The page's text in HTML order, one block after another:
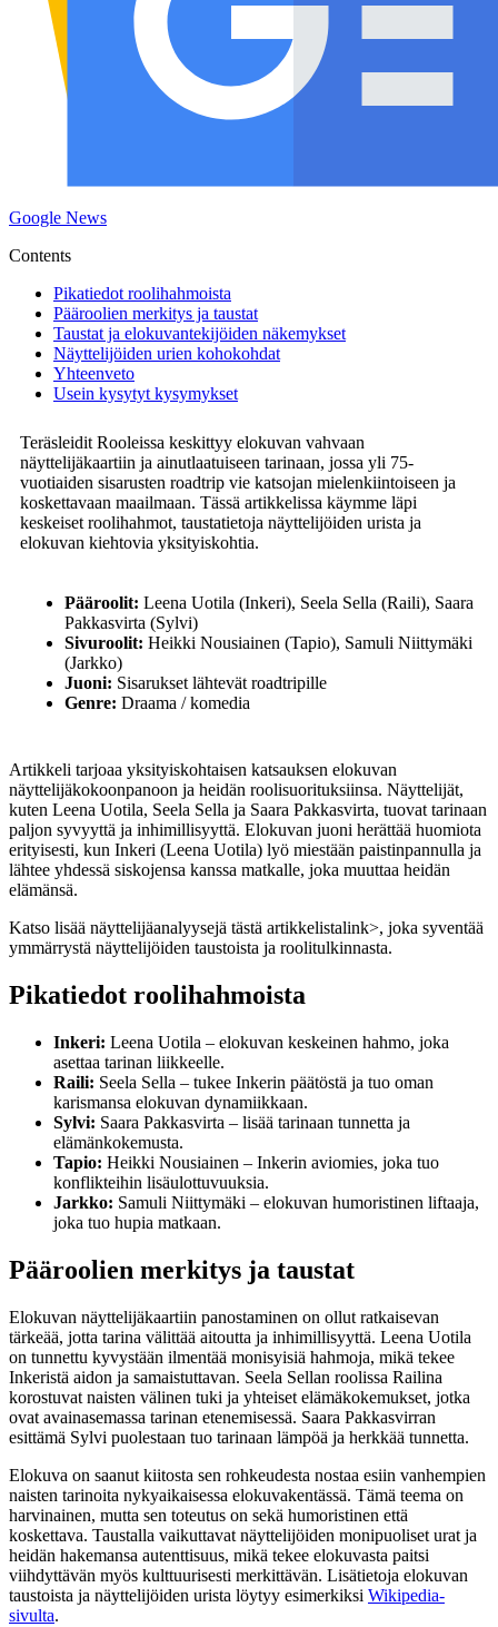
Google News
Contents
Pikatiedot roolihahmoista
Pääroolien merkitys ja taustat
Taustat ja elokuvantekijöiden näkemykset
Näyttelijöiden urien kohokohdat
Yhteenveto
Usein kysytyt kysymykset
Teräsleidit Rooleissa keskittyy elokuvan vahvaan
näyttelijäkaartiin ja ainutlaatuiseen tarinaan, jossa yli 75-
vuotiaiden sisarusten roadtrip vie katsojan mielenkiintoiseen ja
koskettavaan maailmaan. Tässä artikkelissa käymme läpi
keskeiset roolihahmot, taustatietoja näyttelijöiden urista ja
elokuvan kiehtovia yksityiskohtia.
Pääroolit: Leena Uotila (Inkeri), Seela Sella (Raili), Saara
Pakkasvirta (Sylvi)
Sivuroolit: Heikki Nousiainen (Tapio), Samuli Niittymäki
(Jarkko)
Juoni: Sisarukset lähtevät roadtripille
Genre: Draama / komedia
Artikkeli tarjoaa yksityiskohtaisen katsauksen elokuvan
näyttelijäkokoonpanoon ja heidän roolisuorituksiinsa. Näyttelijät,
kuten Leena Uotila, Seela Sella ja Saara Pakkasvirta, tuovat tarinaan
paljon syvyyttä ja inhimillisyyttä. Elokuvan juoni herättää huomiota
erityisesti, kun Inkeri (Leena Uotila) lyö miestään paistinpannulla ja
lähtee yhdessä siskojensa kanssa matkalle, joka muuttaa heidän
elämänsä.
Katso lisää näyttelijäanalyysejä tästä artikkelistalink>, joka syventää
ymmärrystä näyttelijöiden taustoista ja roolitulkinnasta.
Pikatiedot roolihahmoista
Inkeri: Leena Uotila – elokuvan keskeinen hahmo, joka
asettaa tarinan liikkeelle.
Raili: Seela Sella – tukee Inkerin päätöstä ja tuo oman
karismansa elokuvan dynamiikkaan.
Sylvi: Saara Pakkasvirta – lisää tarinaan tunnetta ja
elämänkokemusta.
Tapio: Heikki Nousiainen – Inkerin aviomies, joka tuo
konflikteihin lisäulottuvuuksia.
Jarkko: Samuli Niittymäki – elokuvan humoristinen liftaaja,
joka tuo hupia matkaan.
Pääroolien merkitys ja taustat
Elokuvan näyttelijäkaartiin panostaminen on ollut ratkaisevan
tärkeää, jotta tarina välittää aitoutta ja inhimillisyyttä. Leena Uotila
on tunnettu kyvystään ilmentää monisyisiä hahmoja, mikä tekee
Inkeristä aidon ja samaistuttavan. Seela Sellan roolissa Railina
korostuvat naisten välinen tuki ja yhteiset elämäkokemukset, jotka
ovat avainasemassa tarinan etenemisessä. Saara Pakkasvirran
esittämä Sylvi puolestaan tuo tarinaan lämpöä ja herkkää tunnetta.
Elokuva on saanut kiitosta sen rohkeudesta nostaa esiin vanhempien
naisten tarinoita nykyaikaisessa elokuvakentässä. Tämä teema on
harvinainen, mutta sen toteutus on sekä humoristinen että
koskettava. Taustalla vaikuttavat näyttelijöiden monipuoliset urat ja
heidän hakemansa autenttisuus, mikä tekee elokuvasta paitsi
viihdyttävän myös kulttuurisesti merkittävän. Lisätietoja elokuvan
taustoista ja näyttelijöiden urista löytyy esimerkiksi Wikipedia-
sivulta.